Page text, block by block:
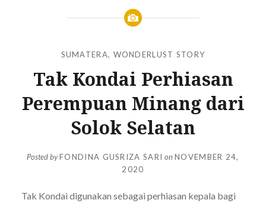
SUMATERA, WONDERLUST STORY
Tak Kondai Perhiasan
Perempuan Minang dari
Solok Selatan
Posted byFONDINA GUSRIZA SARI onNOVEMBER 24,
2020
Tak Kondai digunakan sebagai perhiasan kepala bagi